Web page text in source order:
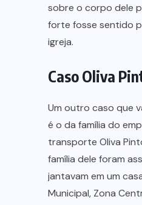
sobre o corpo dele
forte fosse sentido
igreja.
Caso Oliva
Um outro caso que
é o da família do
transporte Oliva
família dele foram
jantavam em um
Municipal, Zona